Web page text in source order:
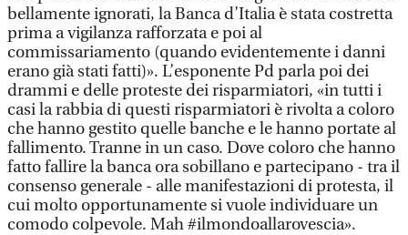
bellamente ignorati, la Banca d’Italia è stata costretta
prima a vigilanza rafforzata e poi al
commissariamento (quando evidentemente i danni
erano già stati fatti)». L’esponente Pd parla poi dei
drammi e delle proteste dei risparmiatori, «in tutti i
casi la rabbia di questi risparmiatori è rivolta a coloro
che hanno gestito quelle banche e le hanno portate al
fallimento. Tranne in un caso. Dove coloro che hanno
fatto fallire la banca ora sobillano e partecipano - tra il
consenso generale - alle manifestazioni di protesta, il
cui molto opportunamente si vuole individuare un
comodo colpevole. Mah #ilmondoallarovescia».